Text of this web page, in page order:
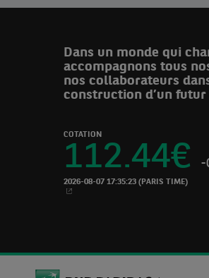
Dans un monde qui
accompagnons tous
nos collaborateurs
construction d’un futur
COTATION
112.44€ -
2026-08-07 17:35:23 (PARIS TIME)
NOUVELLE FENETRE